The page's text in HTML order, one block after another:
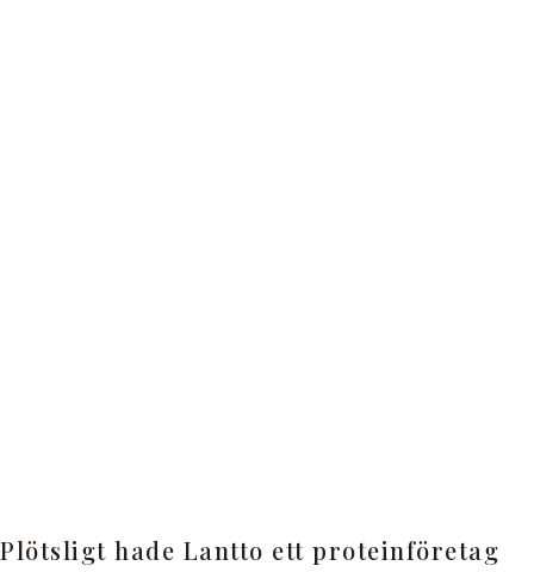
Plötsligt hade Lantto ett proteinföretag